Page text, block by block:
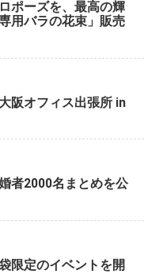
ポーズを、最高の輝
用バラの花束」販売
阪オフィス出張所 in
者2000名まとめを公
限定のイベントを開